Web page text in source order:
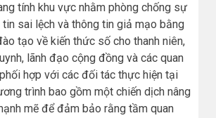
tính khu vực nhằm phòng chống sự
tin sai lệch và thông tin giả mạo bằng
tạo về kiến thức số cho thanh niên,
lãnh đạo cộng đồng và các quan
hợp với các đối tác thực hiện tại
trình bao gồm một chiến dịch nâng
mẽ để đảm bảo rằng tầm quan